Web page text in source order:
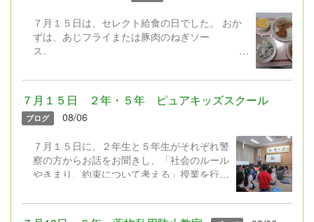
たが、みんな嬉しそうに下校していきまし
た。
７月１５日は、セレクト給食の日でした。 おか
ずは、あじフライまたは豚肉のねぎソー
ス。
ゼリー。 暑いと食欲が落ちやすいですが、みん
なの好きなわかめごはんに冷たいデザートなど、
食べやすいメニューを組み合わせたセレクト給食
でした。しっかり食べて、夏を元気に過ごしたい
な？（写真は低学年用の小盛です）
７月１５日 ２年・５年 ピュアキッズスクール
ブログ 08/06
７月１５日に、２年生と５年生がそれぞれ警
察の方からお話をお聞きし、「社会のルール
やきまり、約束について考える」授業を行い
をとってきてしまった事例」、５年生は「ゲ
ームの課金をめぐる事例」について考えまし